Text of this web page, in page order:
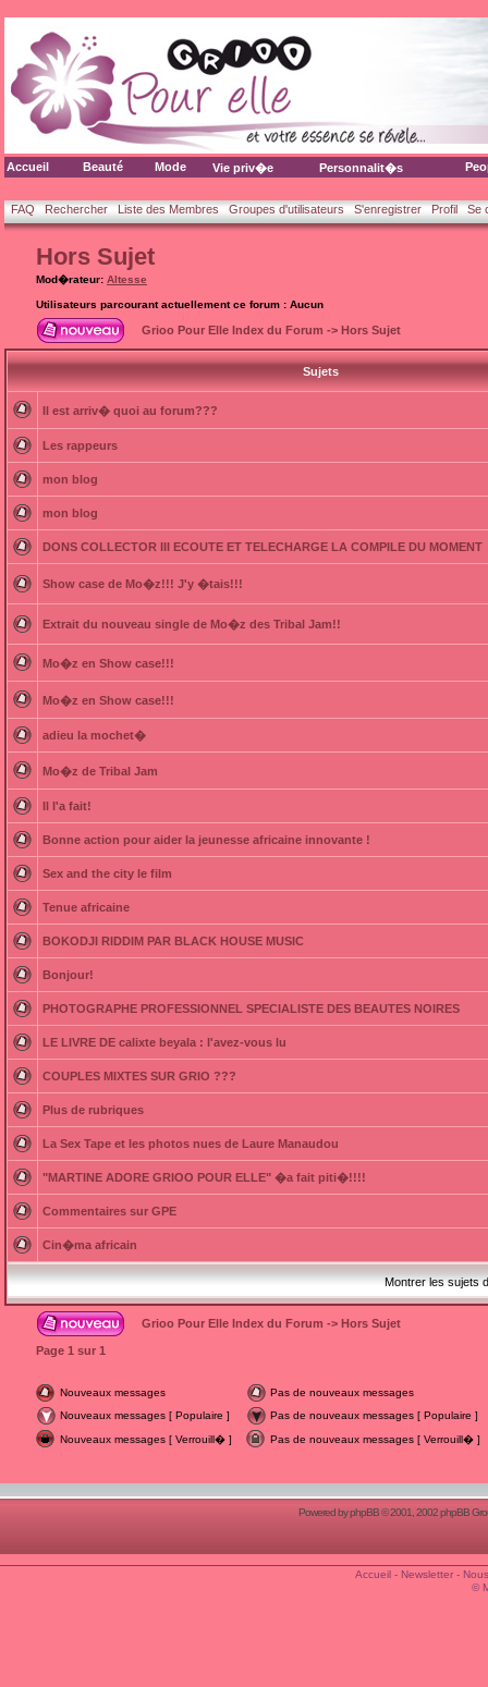
Accueil Beauté Mode Vie priv�e Personnalit�s
FAQ Rechercher Liste des Membres Groupes d'utilisateurs S'enregistrer Profil Se
Hors Sujet
Mod�rateur: Altesse
Utilisateurs parcourant actuellement ce forum : Aucun
Grioo Pour Elle Index du Forum -> Hors Sujet
Sujets
Il est arriv� quoi au forum???
Les rappeurs
mon blog
mon blog
DONS COLLECTOR III ECOUTE ET TELECHARGE LA COMPILE DU MOMENT
Show case de Mo�z!!! J'y �tais!!!
Extrait du nouveau single de Mo�z des Tribal Jam!!
Mo�z en Show case!!!
Mo�z en Show case!!!
adieu la mochet�
Mo�z de Tribal Jam
Il l'a fait!
Bonne action pour aider la jeunesse africaine innovante !
Sex and the city le film
Tenue africaine
BOKODJI RIDDIM PAR BLACK HOUSE MUSIC
Bonjour!
PHOTOGRAPHE PROFESSIONNEL SPECIALISTE DES BEAUTES NOIRES
LE LIVRE DE calixte beyala : l'avez-vous lu
COUPLES MIXTES SUR GRIO ???
Plus de rubriques
La Sex Tape et les photos nues de Laure Manaudou
"MARTINE ADORE GRIOO POUR ELLE" �a fait piti�!!!!
Commentaires sur GPE
Cin�ma africain
Montrer les sujets
Grioo Pour Elle Index du Forum -> Hors Sujet
Page 1 sur 1
Nouveaux messages
Pas de nouveaux messages
Nouveaux messages [ Populaire ]
Pas de nouveaux messages [ Populaire ]
Nouveaux messages [ Verrouill� ]
Pas de nouveaux messages [ Verrouill� ]
Powered byphpBB© 2001, 2002 phpBB
Accueil- Newsletter-
©